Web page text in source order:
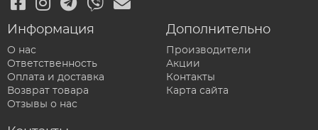
Информация
О нас
Ответственность
Оплата и доставка
Возврат товара
Отзывы о нас
Дополнительно
Производители
Акции
Контакты
Карта сайта